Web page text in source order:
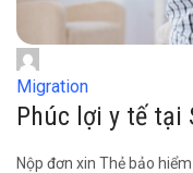
Migration
Phúc lợi y tế tại
Nộp đơn xin Thẻ bảo